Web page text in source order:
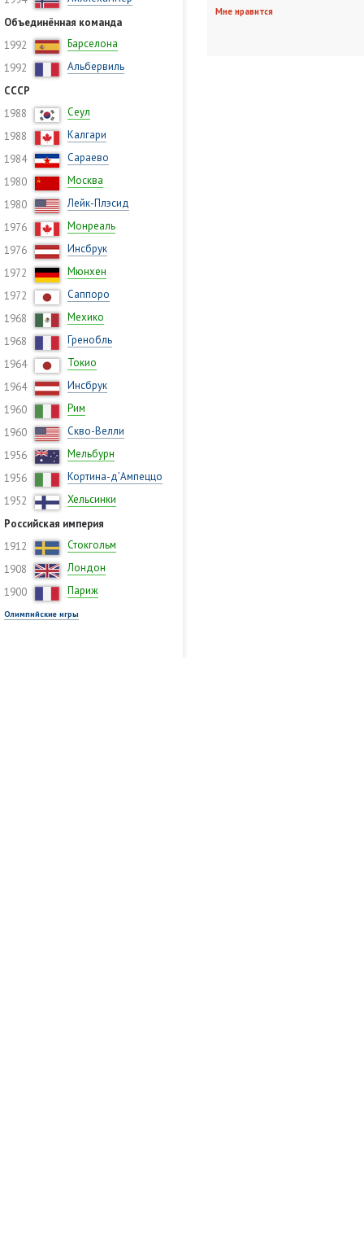
Объединённая команда
1992
Барселона
1992
Альбервиль
СССР
1988
Сеул
1988
Калгари
1984
Сараево
1980
Москва
1980
Лейк-Плэсид
1976
Монреаль
1976
Инсбрук
1972
Мюнхен
1972
Саппоро
1968
Мехико
1968
Гренобль
1964
Токио
1964
Инсбрук
1960
Рим
1960
Скво-Велли
1956
Мельбурн
1956
Кортина-д’Ампеццо
1952
Хельсинки
Российская империя
1912
Стокгольм
1908
Лондон
1900
Париж
Олимпийские игры
Мне нравится